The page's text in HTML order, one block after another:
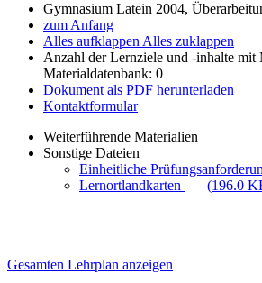
Gymnasium Latein 2004,
zum Anfang
Alles aufklappen Alles zuklappen
Anzahl der Lernziele und -inhalte mit
Materialdatenbank: 0
Dokument als PDF herunterladen
Kontaktformular
Weiterführende Materialien
Sonstige Dateien
Einheitliche
Lernortlandkarten
(196.0
Gesamten Lehrplan anzeigen